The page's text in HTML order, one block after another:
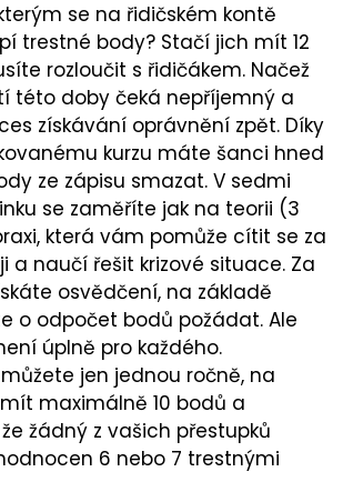
se na řidičském kontě
trestné body? Stačí jich mít 12
rozloučit s řidičákem. Načež
této doby čeká nepříjemný a
získávání oprávnění zpět. Díky
kurzu máte šanci hned
ze zápisu smazat. V sedmi
se zaměříte jak na teorii (3
která vám pomůže cítit se za
a naučí řešit krizové situace. Za
osvědčení, na základě
o odpočet bodů požádat. Ale
úplně pro každého.
jen jednou ročně, na
maximálně 10 bodů a
žádný z vašich přestupků
6 nebo 7 trestnými